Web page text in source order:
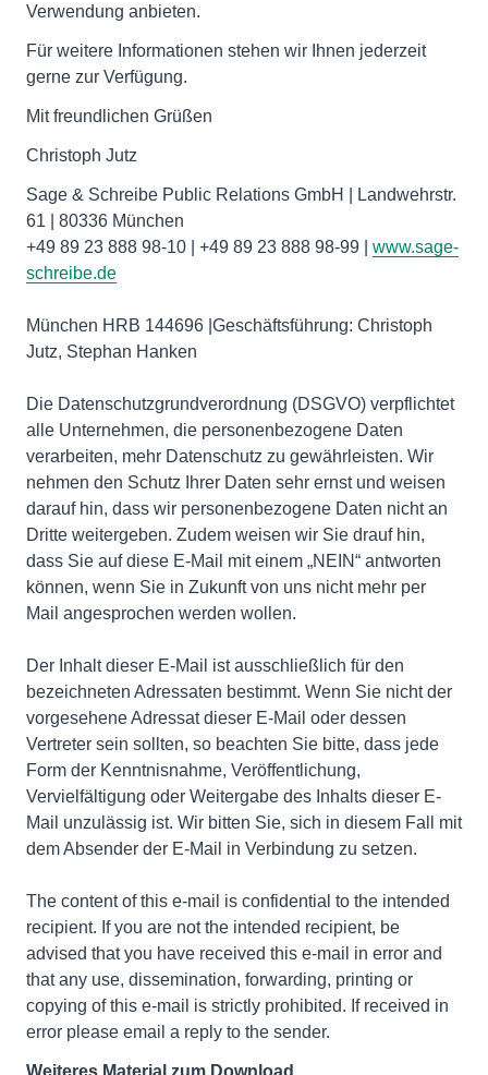
Verwendung anbieten.
Für weitere Informationen stehen wir Ihnen jederzeit
gerne zur Verfügung.
Mit freundlichen Grüßen
Christoph Jutz
Sage & Schreibe Public Relations GmbH | Landwehrstr.
61 | 80336 München
+49 89 23 888 98-10 | +49 89 23 888 98-99 | www.sage-
schreibe.de
München HRB 144696 |Geschäftsführung: Christoph
Jutz, Stephan Hanken
Die Datenschutzgrundverordnung (DSGVO) verpflichtet
alle Unternehmen, die personenbezogene Daten
verarbeiten, mehr Datenschutz zu gewährleisten. Wir
nehmen den Schutz Ihrer Daten sehr ernst und weisen
darauf hin, dass wir personenbezogene Daten nicht an
Dritte weitergeben. Zudem weisen wir Sie drauf hin,
dass Sie auf diese E-Mail mit einem „NEIN“ antworten
können, wenn Sie in Zukunft von uns nicht mehr per
Mail angesprochen werden wollen.
Der Inhalt dieser E-Mail ist ausschließlich für den
bezeichneten Adressaten bestimmt. Wenn Sie nicht der
vorgesehene Adressat dieser E-Mail oder dessen
Vertreter sein sollten, so beachten Sie bitte, dass jede
Form der Kenntnisnahme, Veröffentlichung,
Vervielfältigung oder Weitergabe des Inhalts dieser E-
Mail unzulässig ist. Wir bitten Sie, sich in diesem Fall mit
dem Absender der E-Mail in Verbindung zu setzen.
The content of this e-mail is confidential to the intended
recipient. If you are not the intended recipient, be
advised that you have received this e-mail in error and
that any use, dissemination, forwarding, printing or
copying of this e-mail is strictly prohibited. If received in
error please email a reply to the sender.
Weiteres Material zum Download